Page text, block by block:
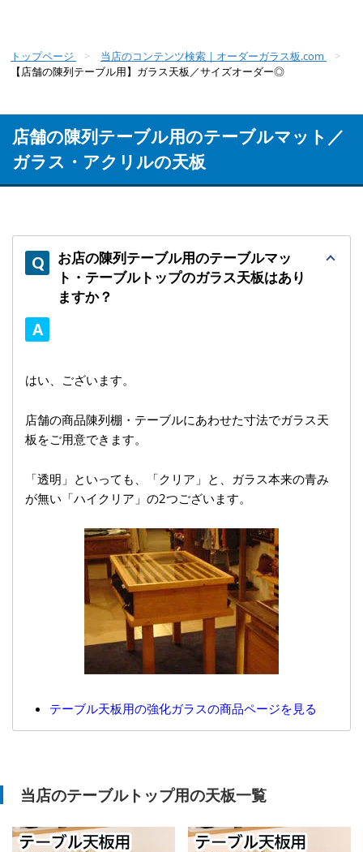
トップページ
当店のコンテンツ検索｜オーダーガラス板.com
【店舗の陳列テーブル用】ガラス天板／サイズオーダー◎
店舗の陳列テーブル用のテーブルマット／
ガラス・アクリルの天板
お店の陳列テーブル用のテーブルマッ
ト・テーブルトップのガラス天板はあり
ますか？
はい、ございます。
店舗の商品陳列棚・テーブルにあわせた寸法でガラス天
板をご用意できます。
「透明」といっても、「クリア」と、ガラス本来の青み
が無い「ハイクリア」の2つございます。
テーブル天板用の強化ガラスの商品ページを見る
当店のテーブルトップ用の天板一覧